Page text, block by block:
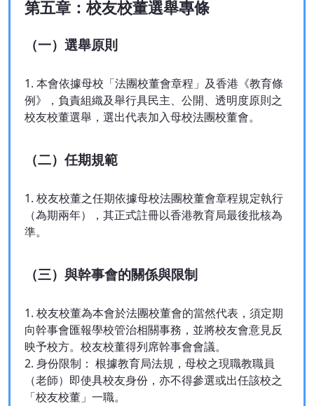
第五章：校友校董選舉專條
（一）選舉原則
1. 本會依據母校「法團校董會章程」及香港《教育條
例》，負責組織及舉行具民主、公開、透明度原則之
校友校董選舉，選出代表加入母校法團校董會。
（二）任期規範
1. 校友校董之任期依據母校法團校董會章程規定執行
（為期兩年），其正式註冊以香港教育局最後批核為
準。
（三）與幹事會的關係與限制
1. 校友校董為本會於法團校董會的當然代表，須定期
向幹事會匯報學校管治相關事務，並將校友會意見反
映予校方。校友校董得列席幹事會會議。
2. 身份限制： 根據教育局法規，母校之現職教職員
（老師）即使具校友身份，亦不得參選或出任該校之
「校友校董」一職。